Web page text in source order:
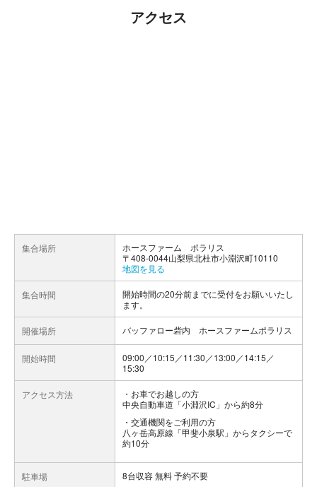
アクセス
集合場所
ホースファーム ポラリス
〒408-0044山梨県北杜市小淵沢町10110
地図を見る
集合時間
開始時間の20分前までに受付をお願いいたし
ます。
開催場所 バッファロー砦内 ホースファームポラリス
開始時間
09:00／10:15／11:30／13:00／14:15／
15:30
アクセス方法
お車でお越しの方
中央自動車道「小淵沢IC」から約8分
交通機関をご利用の方
八ヶ岳高原線「甲斐小泉駅」からタクシーで
約10分
駐車場 8台収容 無料 予約不要